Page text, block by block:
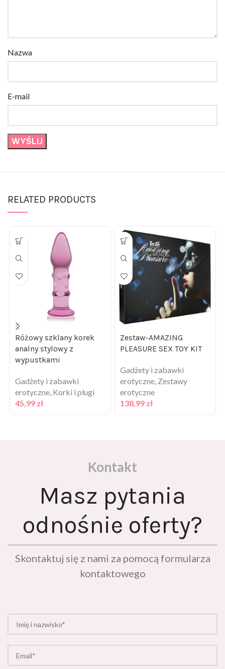
Nazwa
E-mail
Różowy szklany korek
analny stylowy z
wypustkami
erotyczne ,Korki i plugi
45,99zł
Zestaw-AMAZING
PLEASURE SEX TOY KIT
erotyczne ,Zestawy
erotyczne
138,99zł
Masz pytania
odnośnie oferty?
Skontaktuj się z nami za pomocą formularza
kontaktowego